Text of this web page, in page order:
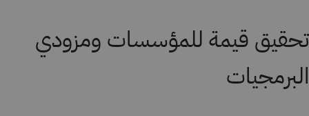
تحقيق قيمة للمؤسسات ومزودي
البرمجيات